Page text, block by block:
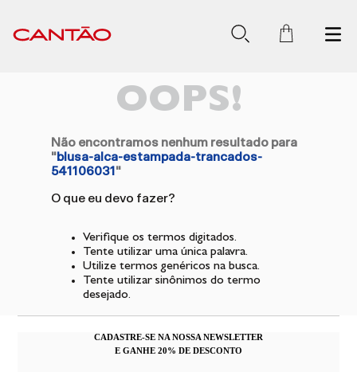
OOPS!
Não encontramos nenhum resultado para
"blusa-alca-estampada-trancados-
541106031 "
O que eu devo fazer?
Verifique os termos digitados.
Tente utilizar uma única palavra.
Utilize termos genéricos na busca.
Tente utilizar sinônimos do termo
desejado.
CADASTRE-SE NA NOSSA NEWSLETTER
E GANHE 20% DE DESCONTO